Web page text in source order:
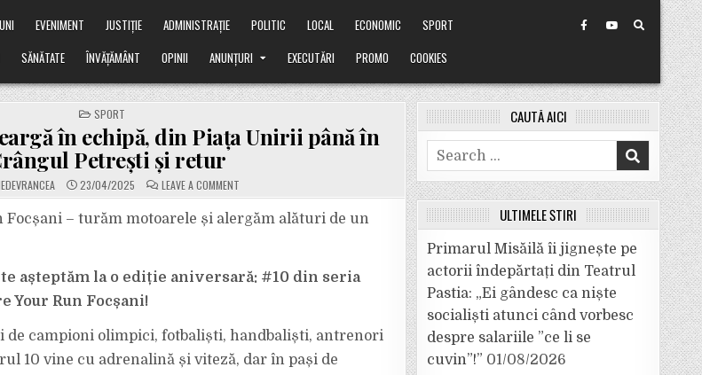
EVENIMENT JUSTIȚIE ADMINISTRAȚIE POLITIC LOCAL ECONOMIC
SPORT
SĂNĂTATE ÎNVĂȚĂMÂNT OPINII ANUNȚURI EXECUTĂRI PROMO COOKIES
POSTED
IN
SPORT
în echipă, din Piața Unirii până în
Petrești și retur
23/04/2025 LEAVE A COMMENTON
MÂINE
SE
ALEARGĂ
PIAȚA
UNIRII
ȘI
RETUR
Focșani – turăm motoarele și alergăm alături de un
te așteptăm la o ediție aniversară: #10 din seria
Your Run Focșani!
de campioni olimpici, fotbaliști, handbaliști, antrenori
10 vine cu adrenalină și viteză, dar în pași de
CAUTĂ AICI
Search
for:
ULTIMELE ȘTIRI
Primarul Misăilă îi jignește pe
actorii îndepărtați din Teatrul
Pastia: „Ei gândesc ca niște
socialiști atunci când vorbesc
despre salariile ”ce li se
cuvin”!” 01/08/2026